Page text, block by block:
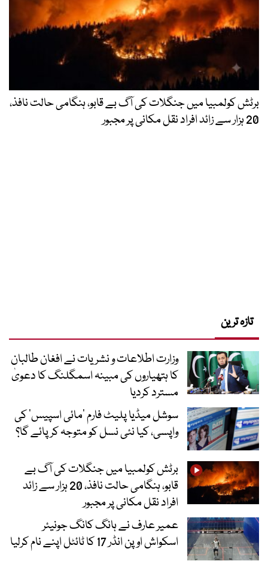
برٹش کولمبیا میں جنگلات کی آگ بے قابو، ہنگامی حالت نافذ،
20 ہزار سے زائد افراد نقل مکانی پر مجبور
تازہ ترین
وزارت اطلاعات و نشریات نے افغان طالبان
کا ہتھیاروں کی مبینہ اسمگلنگ کا دعویٰ
مسترد کردیا
سوشل میڈیا پلیٹ فارم ‘مائی اسپیس’ کی
واپسی، کیا نئی نسل کو متوجہ کر پائے گا؟
برٹش کولمبیا میں جنگلات کی آگ بے
قابو، ہنگامی حالت نافذ، 20 ہزار سے زائد
افراد نقل مکانی پر مجبور
عمیر عارف نے ہانگ کانگ جونیئر
اسکواش اوپن انڈر 17 کا ٹائٹل اپنے نام کرلیا